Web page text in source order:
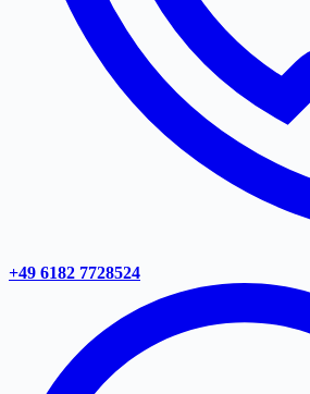
+49 6182 7728524